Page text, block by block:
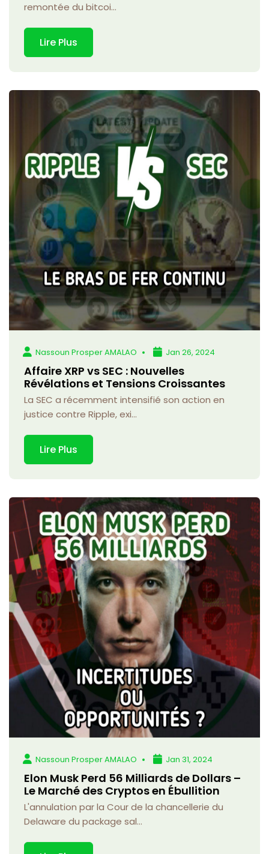
remontée du bitcoi...
Lire Plus
Nassoun Prosper AMALAO Jan 26, 2024
Affaire XRP vs SEC : Nouvelles
Révélations et Tensions Croissantes
La SEC a récemment intensifié son action en
justice contre Ripple, exi...
Lire Plus
Nassoun Prosper AMALAO Jan 31, 2024
Elon Musk Perd 56 Milliards de Dollars –
Le Marché des Cryptos en Ébullition
L'annulation par la Cour de la chancellerie du
Delaware du package sal...